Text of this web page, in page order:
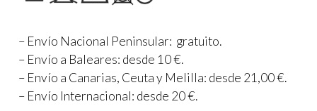
– Envío Nacional Peninsular: gratuito.
– Envío a Baleares: desde 10 €.
– Envío a Canarias, Ceuta y Melilla: desde 21,00 €.
– Envío Internacional: desde 20 €.